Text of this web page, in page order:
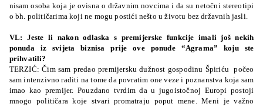
nisam osoba koja je ovisna o državnim novcima i da su netočni stereotipi
o bh. političarima koji ne mogu postići nešto u životu bez državnih jasli.
VL: Jeste li nakon odlaska s premijerske funkcije imali još nekih
ponuda iz svijeta biznisa prije ove ponude “Agrama” koju ste
prihvatili?
TERZIĆ: Čim sam predao premijersku dužnost gospodinu Špiriću počeo
sam intenzivno raditi na tome da povratim one veze i poznanstva koja sam
imao kao premijer. Pouzdano tvrdim da u jugoistočnoj Europi postoji
mnogo političara koje stvari promatraju poput mene. Meni je važno